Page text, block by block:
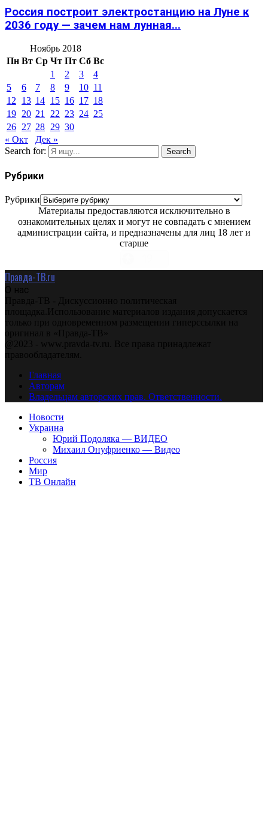
Россия построит электростанцию на Луне к
2036 году — зачем нам лунная...
Ноябрь 2018
Пн Вт Ср Чт Пт Сб Вс
1
2 3
4
5
6 7 8 9 10 11
12
13 14 15 16 17 18
19 20 21 22 23 24 25
26 27 28 29 30
« Окт
Дек »
Search for:
Search
Рубрики
Рубрики
Материалы предоставляются исключительно в
ознакомительных целях и могут не совпадать с мнением
администрации сайта, и предназначены для лиц 18 лет и
старше
Правда-ТВ.ru
О нас
Правда-ТВ - Дискуссионно политическая
площадка.Использование материалов издания допускается
только при одновременном размещении гиперссылки на
оригинал в «Правда-ТВ»
@2023 - www.pravda-tv.ru. Все права принадлежат
правообладателям.
Главная
Авторам
Владельцам авторских прав. Ответственности.
Новости
Украина
Юрий Подоляка — ВИДЕО
Михаил Онуфриенко — Видео
Россия
Мир
ТВ Онлайн